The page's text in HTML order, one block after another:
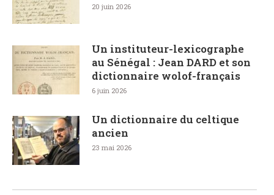
20 juin 2026
Un instituteur-lexicographe
au Sénégal : Jean DARD et son
dictionnaire wolof-français
6 juin 2026
Un dictionnaire du celtique
ancien
23 mai 2026